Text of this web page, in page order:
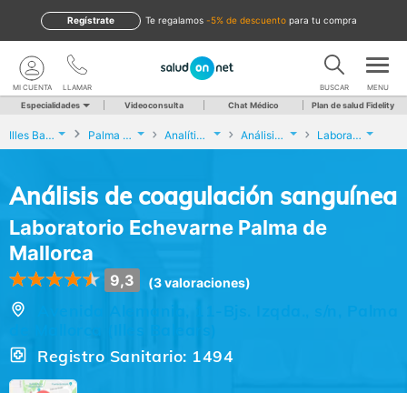
te regalamos -5% de descuento para tu compra
Regístrate
LLAMAR
MI CUENTA BUSCAR MENU
Especialidades Videoconsulta Chat Médico Plan de salud Fidelity
Illes Balears Palma de Mallorca Analíticas y Genética Análisis de coagulación sanguínea Laboratorio Echevarne Palma de Mallorca
Análisis de coagulación sanguínea
Laboratorio Echevarne Palma de
Mallorca
9,3 (3 valoraciones)
Registro Sanitario: 1494